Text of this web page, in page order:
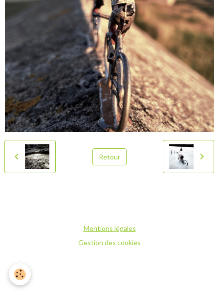
Retour
Mentions légales
Gestion des cookies